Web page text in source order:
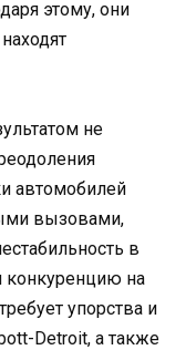
этому, они
не
автомобилей
вызовами,
в
конкуренцию на
упорства и
Detroit, а также